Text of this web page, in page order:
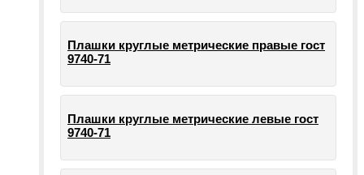
Плашки круглые метрические правые гост
9740-71
Плашки круглые метрические левые гост
9740-71